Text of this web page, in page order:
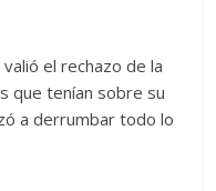
el rechazo de la
que tenían sobre su
a derrumbar todo lo